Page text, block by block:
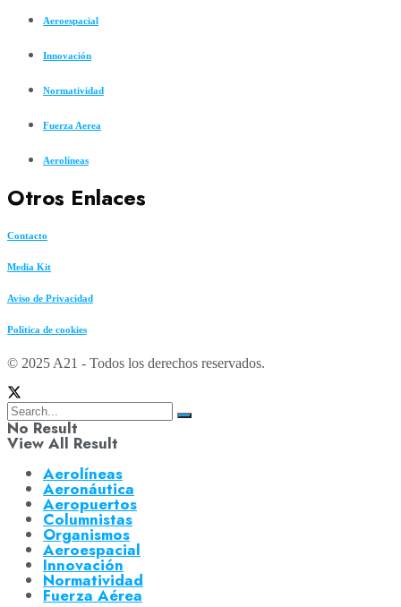
Aeroespacial
Innovación
Normatividad
Fuerza Aerea
Aerolíneas
Otros Enlaces
Contacto
Media Kit
Aviso de Privacidad
Política de cookies
© 2025 A21 - Todos los derechos reservados.
No Result
View All Result
Aerolíneas
Aeronáutica
Aeropuertos
Columnistas
Organismos
Aeroespacial
Innovación
Normatividad
Fuerza Aérea